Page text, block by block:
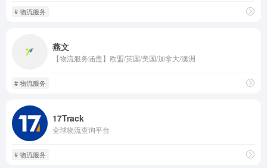
# 物流服务
燕文
【物流服务涵盖】欧盟/英国/美国/加拿大/澳洲
# 物流服务
17Track
全球物流查询平台
# 物流服务